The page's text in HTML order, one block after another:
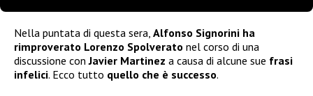
Nella puntata di questa sera, Alfonso Signorini ha
rimproverato Lorenzo Spolverato nel corso di una
discussione conJavier Martinez a causa di alcune sue frasi
infelici. Ecco tutto quello che è successo.